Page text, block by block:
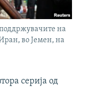
на
во Јемен, на
серија од